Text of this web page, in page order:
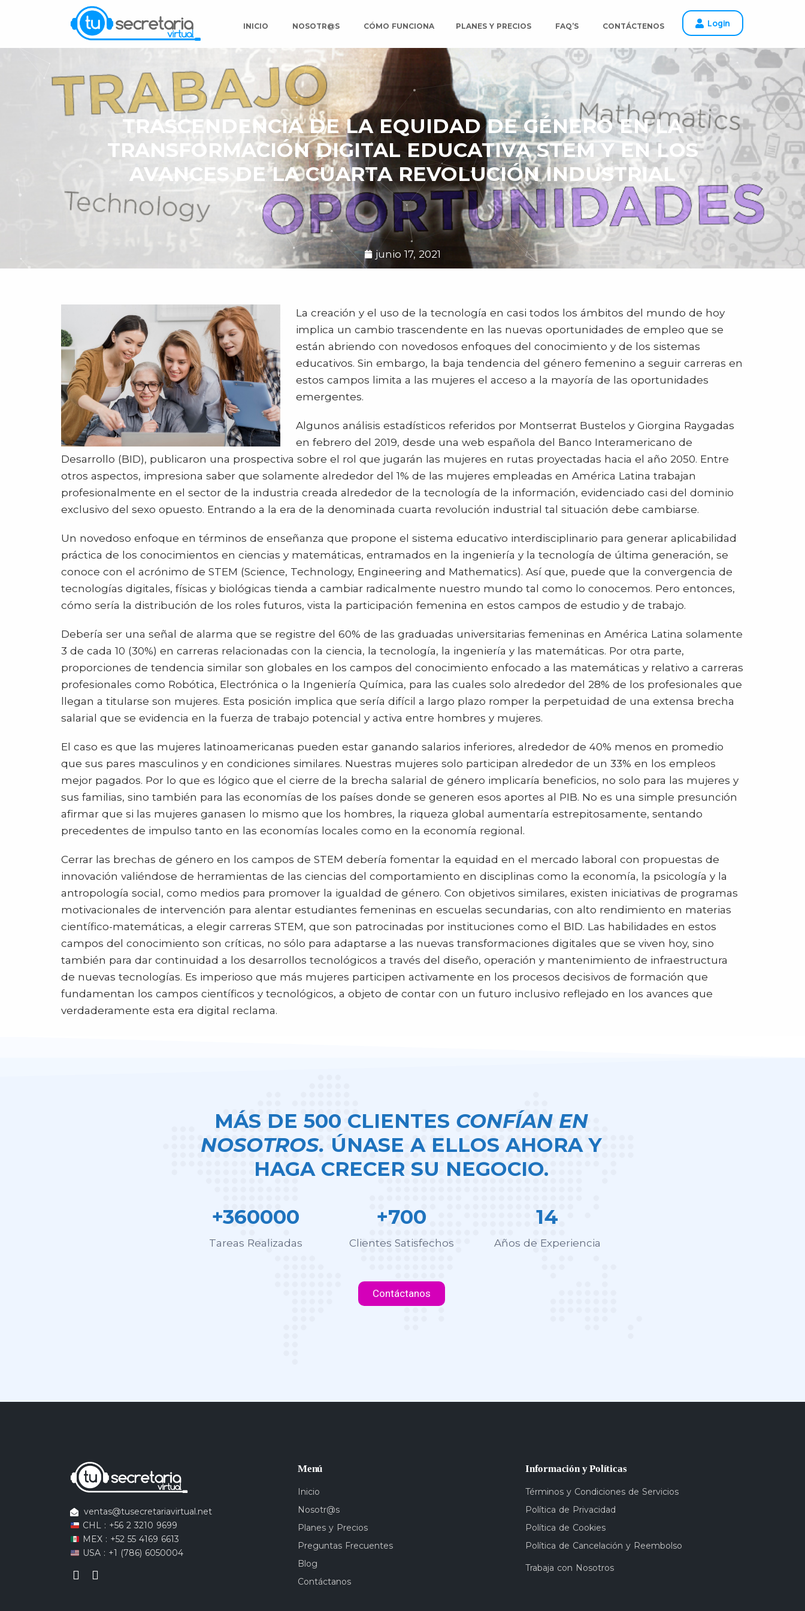
INICIO NOSOTR@S CÓMO FUNCIONA PLANES Y PRECIOS FAQ’S CONTÁCTENOS Login
TRASCENDENCIA DE LA EQUIDAD DE GÉNERO EN LA
TRANSFORMACIÓN DIGITAL EDUCATIVA STEM Y EN LOS
AVANCES DE LA CUARTA REVOLUCIÓN INDUSTRIAL
junio 17, 2021
La creación y el uso de la tecnología en casi todos los ámbitos del mundo de hoy
implica un cambio trascendente en las nuevas oportunidades de empleo que se
están abriendo con novedosos enfoques del conocimiento y de los sistemas
educativos. Sin embargo, la baja tendencia del género femenino a seguir carreras en
estos campos limita a las mujeres el acceso a la mayoría de las oportunidades
emergentes.
Algunos análisis estadísticos referidos por Montserrat Bustelos y Giorgina Raygadas
en febrero del 2019, desde una web española del Banco Interamericano de
Desarrollo (BID), publicaron una prospectiva sobre el rol que jugarán las mujeres en rutas proyectadas hacia el año 2050. Entre
otros aspectos, impresiona saber que solamente alrededor del 1% de las mujeres empleadas en América Latina trabajan
profesionalmente en el sector de la industria creada alrededor de la tecnología de la información, evidenciado casi del dominio
exclusivo del sexo opuesto. Entrando a la era de la denominada cuarta revolución industrial tal situación debe cambiarse.
Un novedoso enfoque en términos de enseñanza que propone el sistema educativo interdisciplinario para generar aplicabilidad
práctica de los conocimientos en ciencias y matemáticas, entramados en la ingeniería y la tecnología de última generación, se
conoce con el acrónimo de STEM (Science, Technology, Engineering and Mathematics). Así que, puede que la convergencia de
tecnologías digitales, físicas y biológicas tienda a cambiar radicalmente nuestro mundo tal como lo conocemos. Pero entonces,
cómo sería la distribución de los roles futuros, vista la participación femenina en estos campos de estudio y de trabajo.
Debería ser una señal de alarma que se registre del 60% de las graduadas universitarias femeninas en América Latina solamente
3 de cada 10 (30%) en carreras relacionadas con la ciencia, la tecnología, la ingeniería y las matemáticas. Por otra parte,
proporciones de tendencia similar son globales en los campos del conocimiento enfocado a las matemáticas y relativo a carreras
profesionales como Robótica, Electrónica o la Ingeniería Química, para las cuales solo alrededor del 28% de los profesionales que
llegan a titularse son mujeres. Esta posición implica que sería difícil a largo plazo romper la perpetuidad de una extensa brecha
salarial que se evidencia en la fuerza de trabajo potencial y activa entre hombres y mujeres.
El caso es que las mujeres latinoamericanas pueden estar ganando salarios inferiores, alrededor de 40% menos en promedio
que sus pares masculinos y en condiciones similares. Nuestras mujeres solo participan alrededor de un 33% en los empleos
mejor pagados. Por lo que es lógico que el cierre de la brecha salarial de género implicaría beneficios, no solo para las mujeres y
sus familias, sino también para las economías de los países donde se generen esos aportes al PIB. No es una simple presunción
afirmar que si las mujeres ganasen lo mismo que los hombres, la riqueza global aumentaría estrepitosamente, sentando
precedentes de impulso tanto en las economías locales como en la economía regional.
Cerrar las brechas de género en los campos de STEM debería fomentar la equidad en el mercado laboral con propuestas de
innovación valiéndose de herramientas de las ciencias del comportamiento en disciplinas como la economía, la psicología y la
antropología social, como medios para promover la igualdad de género. Con objetivos similares, existen iniciativas de programas
motivacionales de intervención para alentar estudiantes femeninas en escuelas secundarias, con alto rendimiento en materias
científico-matemáticas, a elegir carreras STEM, que son patrocinadas por instituciones como el BID. Las habilidades en estos
campos del conocimiento son críticas, no sólo para adaptarse a las nuevas transformaciones digitales que se viven hoy, sino
también para dar continuidad a los desarrollos tecnológicos a través del diseño, operación y mantenimiento de infraestructura
de nuevas tecnologías. Es imperioso que más mujeres participen activamente en los procesos decisivos de formación que
fundamentan los campos científicos y tecnológicos, a objeto de contar con un futuro inclusivo reflejado en los avances que
verdaderamente esta era digital reclama.
MÁS DE 500 CLIENTES CONFÍAN EN
NOSOTROS. ÚNASE A ELLOS AHORA Y
HAGA CRECER SU NEGOCIO.
+360000
Tareas Realizadas
+700
Clientes Satisfechos
14
Años de Experiencia
Contáctanos
ventas@tusecretariavirtual.net
CHL : +56 2 3210 9699
MEX : +52 55 4169 6613
USA : +1 (786) 6050004
Menú
Inicio
Nosotr@s
Planes y Precios
Preguntas Frecuentes
Blog
Contáctanos
Información y Políticas
Términos y Condiciones de Servicios
Política de Privacidad
Política de Cookies
Política de Cancelación y Reembolso
Trabaja con Nosotros